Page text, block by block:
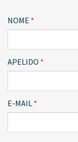
NOME
APELIDO
E-MAIL